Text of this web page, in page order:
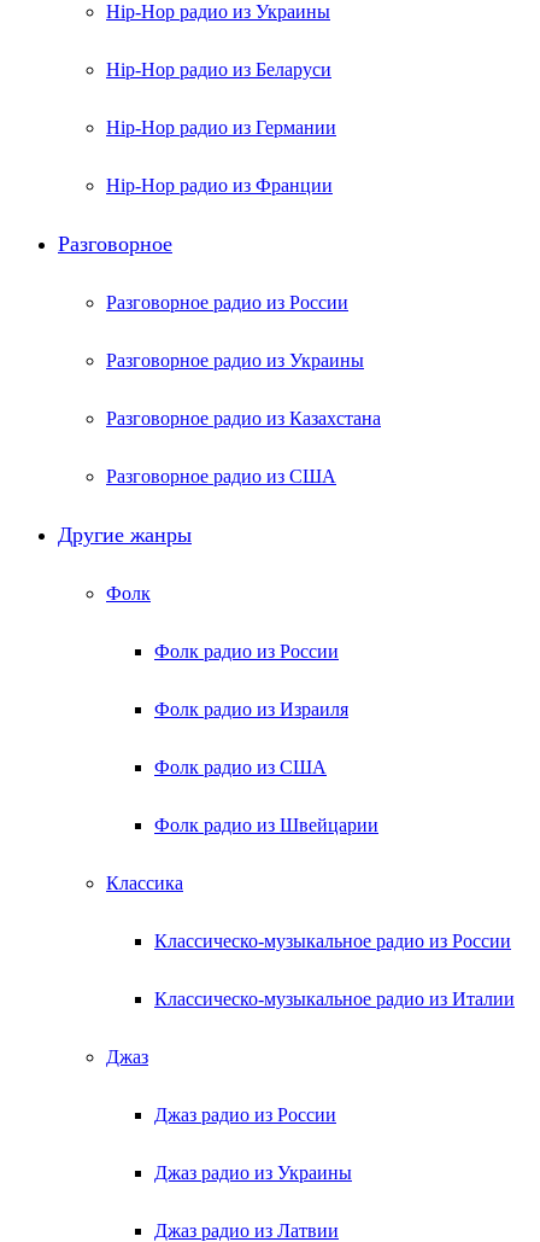
Hip-Hop радио из Украины
Hip-Hop радио из Беларуси
Hip-Hop радио из Германии
Hip-Hop радио из Франции
Разговорное
Разговорное радио из России
Разговорное радио из Украины
Разговорное радио из Казахстана
Разговорное радио из США
Другие жанры
Фолк
Фолк радио из России
Фолк радио из Израиля
Фолк радио из США
Фолк радио из Швейцарии
Классика
Классическо-музыкальное радио из России
Классическо-музыкальное радио из Италии
Джаз
Джаз радио из России
Джаз радио из Украины
Джаз радио из Латвии